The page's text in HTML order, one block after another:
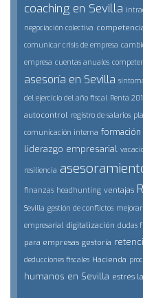
coaching en Sevilla
negociación colectiva
comunicar crisis de empresa
empresa cuentas anuales
asesoría en Sevilla
del ejercicio del año fiscal Renta
autocontrol registro de salarios
comunicación interna formación
liderazgo empresarial
resiliencia
finanzas headhunting ventajas
Sevilla gestión de conflictos
empresarial digitalización dudas
para empresas gestoría
deducciones fiscales Hacienda
humanos en Sevilla estrés